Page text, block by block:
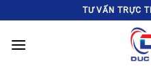
to
content
TƯ VẤN TRỰC